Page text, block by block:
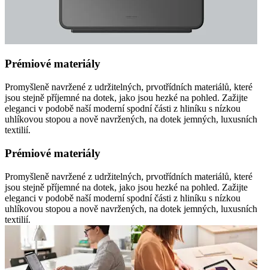
Prémiové materiály
Promyšleně navržené z udržitelných, prvotřídních materiálů, které
jsou stejně příjemné na dotek, jako jsou hezké na pohled. Zažijte
eleganci v podobě naší moderní spodní části z hliníku s nízkou
uhlíkovou stopou a nově navržených, na dotek jemných, luxusních
textilií.
Prémiové materiály
Promyšleně navržené z udržitelných, prvotřídních materiálů, které
jsou stejně příjemné na dotek, jako jsou hezké na pohled. Zažijte
eleganci v podobě naší moderní spodní části z hliníku s nízkou
uhlíkovou stopou a nově navržených, na dotek jemných, luxusních
textilií.